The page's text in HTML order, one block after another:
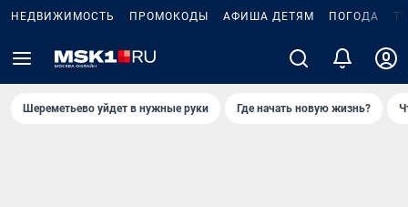
НЕДВИЖИМОСТЬ ПРОМОКОДЫ АФИША ДЕТЯМ ПОГОДА
Шереметьево уйдет в нужные руки Где начать новую жизнь?